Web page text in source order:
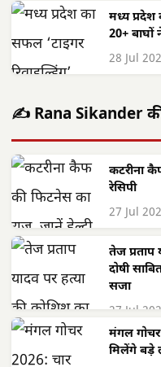
मध्य प्रदेश
20+ बाघों
28 Jul
✍️ Rana Sikander
कटरीना
रेसिपी
27 Jul
तेज प्रताप
दोषी
सजा
27 Jul
मंगल गोचर
मिलेंगे बड़े